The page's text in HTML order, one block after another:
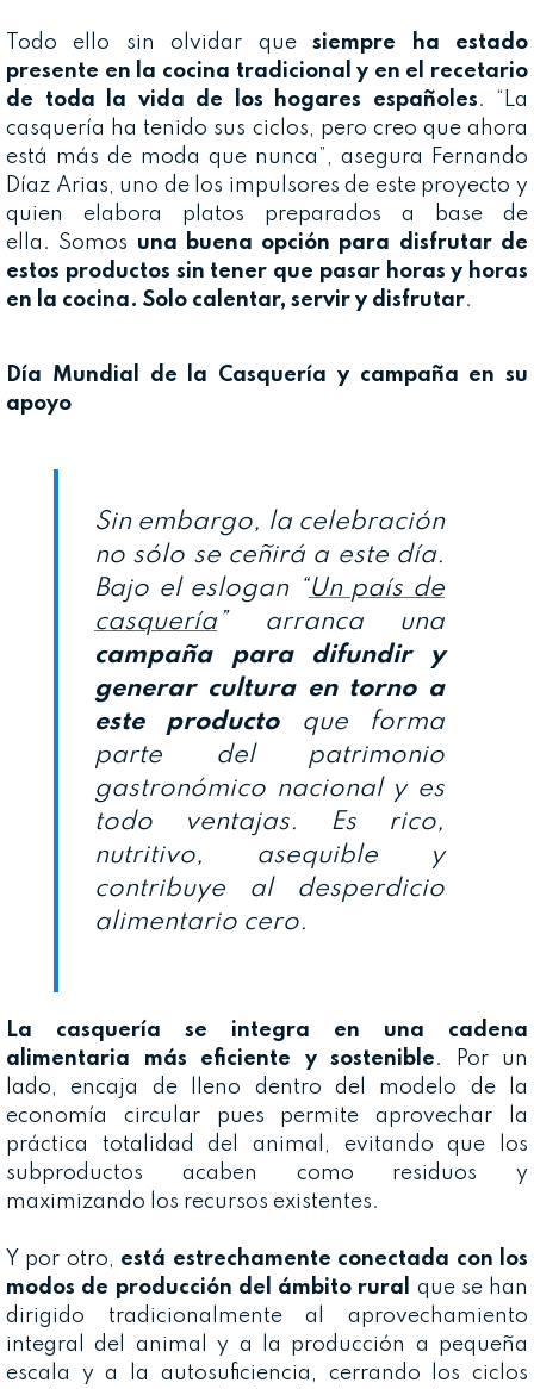
Todo ello sin olvidar quesiempre ha estado
presente en la cocina tradicional y en el recetario
de toda la vida de los hogares españoles. “La
casquería ha tenido sus ciclos, pero creo que ahora
está más de moda que nunca”, asegura Fernando
Díaz Arias, uno de los impulsores de este proyecto y
quien elabora platos preparados a base de
ella. Somos una buena opción para disfrutar de
estos productos sin tener que pasar horas y horas
en la cocina. Solo calentar, servir y disfrutar.
Día Mundial de la Casquería y campaña en su
apoyo
Sin embargo, la celebración
no sólo se ceñirá a este día.
Bajo el eslogan “Un país de
casquería ” arranca una
campaña para difundir y
generar cultura en torno a
este productoque forma
parte del patrimonio
gastronómico nacional y es
todo ventajas. Es rico,
nutritivo, asequible y
contribuye al desperdicio
alimentario cero.
La casquería se integra en una cadena
alimentaria más eficiente y sostenible. Por un
lado, encaja de lleno dentro del modelo de la
economía circular pues permite aprovechar la
práctica totalidad del animal, evitando que los
subproductos acaben como residuos y
maximizando los recursos existentes.
Y por otro, está estrechamente conectada con los
modos de producción del ámbito rural
que se han
dirigido tradicionalmente al aprovechamiento
integral del animal y a la producción a pequeña
escala y a la autosuficiencia, cerrando los ciclos